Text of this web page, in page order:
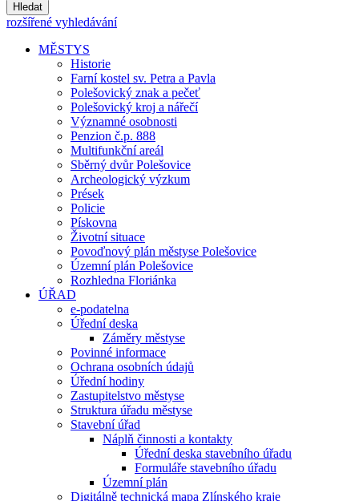
Hledat
rozšířené vyhledávání
MĚSTYS
Historie
Farní kostel sv. Petra a Pavla
Polešovický znak a pečeť
Polešovický kroj a nářečí
Významné osobnosti
Penzion č.p. 888
Multifunkční areál
Sběrný dvůr Polešovice
Archeologický výzkum
Prések
Policie
Pískovna
Životní situace
Povoďnový plán městyse Polešovice
Územní plán Polešovice
Rozhledna Floriánka
ÚŘAD
e-podatelna
Úřední deska
Záměry městyse
Povinné informace
Ochrana osobních údajů
Úřední hodiny
Zastupitelstvo městyse
Struktura úřadu městyse
Stavební úřad
Náplň činnosti a kontakty
Úřední deska stavebního úřadu
Formuláře stavebního úřadu
Územní plán
Digitálně technická mapa Zlínského kraje